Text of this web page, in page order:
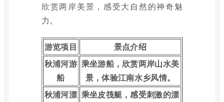
欣赏两岸美景，感受大自然的神奇魅
力。
游览项目
景点介绍
秋浦河游
船
乘坐游船，欣赏两岸山水美
景，体验江南水乡风情。
秋浦河漂 乘坐皮筏艇，感受刺激的漂